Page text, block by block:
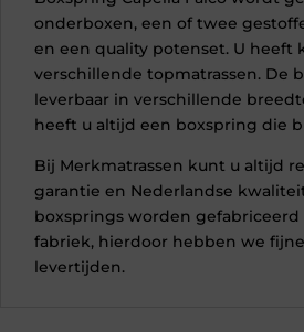
onderboxen, een of twee
en een quality potenset. U heeft
verschillende topmatrassen. De
leverbaar in verschillende
heeft u altijd een boxspring die
Bij Merkmatrassen kunt u altijd
garantie en Nederlandse
boxsprings worden gefabriceerd
fabriek, hierdoor hebben we
levertijden.